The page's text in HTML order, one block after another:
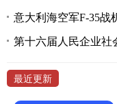
意大利海空军F-35战
第十六届人民企业社
最近更新